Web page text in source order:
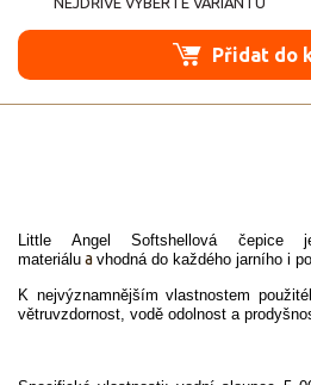
Přidat do
Little Angel Softshellová čepice
materiálu a vhodná do každého jarního i
K nejvýznamnějším vlastnostem
větruvzdornost, vodě odolnost a